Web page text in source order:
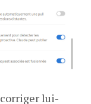
lui-